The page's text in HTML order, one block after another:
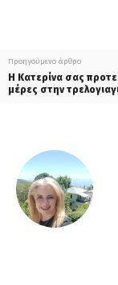
Προηγούμενο άρθρο
Η Κατερίνα σας
μέρες στην